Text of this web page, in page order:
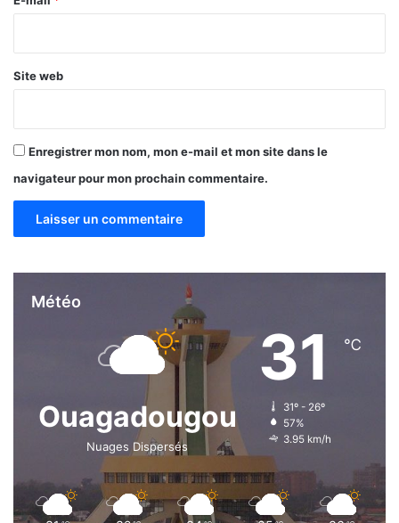
Site web
Enregistrer mon nom, mon e-mail et mon site dans le
navigateur pour mon prochain commentaire.
Météo
Ouagadougou
Nuages Dispersés
31 ℃
31º - 26º
57%
3.95 km/h